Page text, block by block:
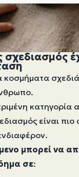
είναι πιο
μπορεί να
σε: